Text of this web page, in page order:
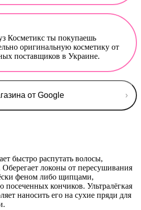
Косметикс ты покупаешь
оригинальную косметику от
поставщиков в Украине.
от Google ›
быстро распутать волосы,
локоны от пересушивания
феном либо щипцами,
посеченных кончиков. Ультралёгкая
наносить его на сухие пряди для